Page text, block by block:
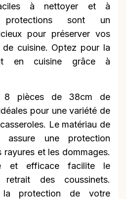
à nettoyer et à
protections sont un
pour préserver vos
de cuisine. Optez pour la
en cuisine grâce à
8 pièces de 38cm de
pour une variété de
Le matériau de
assure une protection
rayures et les dommages.
et efficace facilite le
des coussinets.
la protection de votre